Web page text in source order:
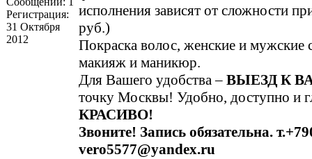
Регистрация:
31 Октября
2012
исполнения зависят от сложности
руб.)
Покраска волос, женские и мужские
макияж и маникюр.
Для Вашего удобства – ВЫЕЗД К
точку Москвы! Удобно, доступно и
КРАСИВО!
Звоните! Запись обязательна.
vero5577@yandex.ru